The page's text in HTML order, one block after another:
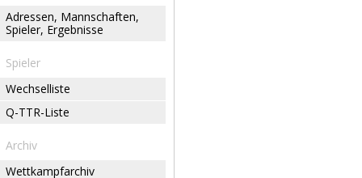
Adressen, Mannschaften,
Spieler, Ergebnisse
Spieler
Wechselliste
Q-TTR-Liste
Archiv
Wettkampfarchiv